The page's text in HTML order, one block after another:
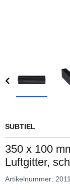
SUBTIEL
350 x 100
Luftgitter,
Artikelnummer: